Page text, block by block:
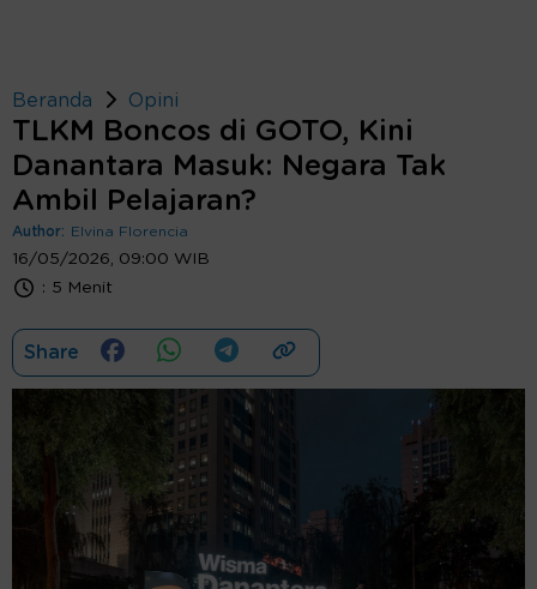
Beranda Opini
TLKM Boncos di GOTO, Kini
Danantara Masuk: Negara Tak
Ambil Pelajaran?
Author: Elvina Florencia
16/05/2026, 09:00 WIB
: 5 Menit
Share